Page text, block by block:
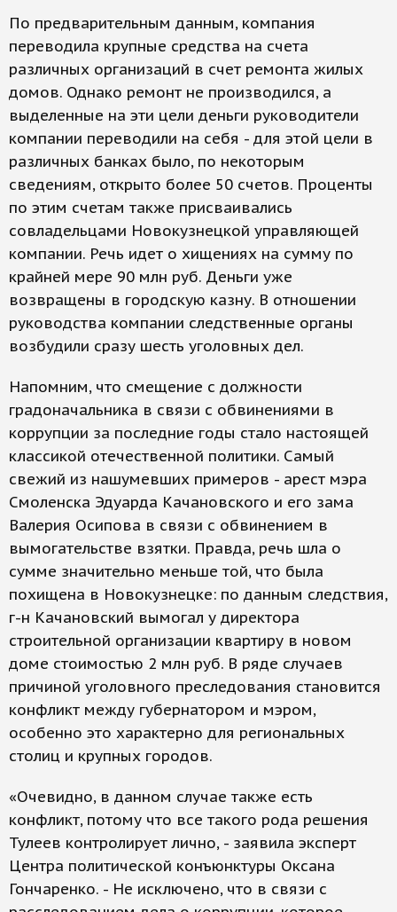
По предварительным данным, компания
переводила крупные средства на счета
различных организаций в счет ремонта жилых
домов. Однако ремонт не производился, а
выделенные на эти цели деньги руководители
компании переводили на себя - для этой цели в
различных банках было, по некоторым
сведениям, открыто более 50 счетов. Проценты
по этим счетам также присваивались
совладельцами Новокузнецкой управляющей
компании. Речь идет о хищениях на сумму по
крайней мере 90 млн руб. Деньги уже
возвращены в городскую казну. В отношении
руководства компании следственные органы
возбудили сразу шесть уголовных дел.
Напомним, что смещение с должности
градоначальника в связи с обвинениями в
коррупции за последние годы стало настоящей
классикой отечественной политики. Самый
свежий из нашумевших примеров - арест мэра
Смоленска Эдуарда Качановского и его зама
Валерия Осипова в связи с обвинением в
вымогательстве взятки. Правда, речь шла о
сумме значительно меньше той, что была
похищена в Новокузнецке: по данным следствия,
г-н Качановский вымогал у директора
строительной организации квартиру в новом
доме стоимостью 2 млн руб. В ряде случаев
причиной уголовного преследования становится
конфликт между губернатором и мэром,
особенно это характерно для региональных
столиц и крупных городов.
«Очевидно, в данном случае также есть
конфликт, потому что все такого рода решения
Тулеев контролирует лично, - заявила эксперт
Центра политической конъюнктуры Оксана
Гончаренко. - Не исключено, что в связи с